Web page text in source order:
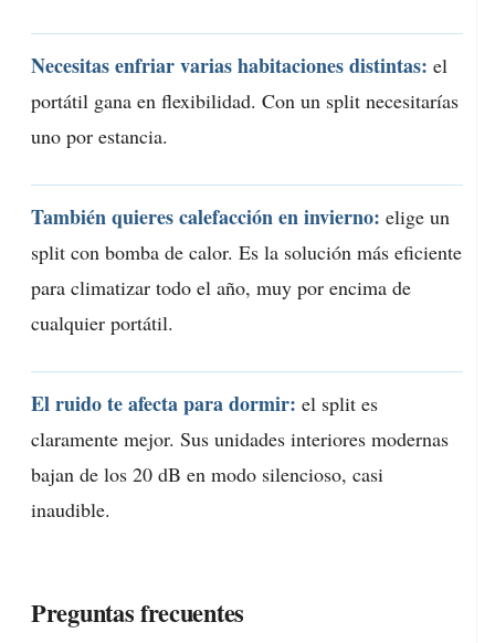
Necesitas enfriar varias habitaciones distintas: el
portátil gana en flexibilidad. Con un split necesitarías
uno por estancia.
También quieres calefacción en invierno: elige un
split con bomba de calor. Es la solución más eficiente
para climatizar todo el año, muy por encima de
cualquier portátil.
El ruido te afecta para dormir: el split es
claramente mejor. Sus unidades interiores modernas
bajan de los 20 dB en modo silencioso, casi
inaudible.
Preguntas frecuentes